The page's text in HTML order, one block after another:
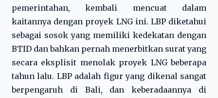
pemerintahan, kembali mencuat dalam
kaitannya dengan proyek LNG ini. LBP diketahui
sebagai sosok yang memiliki kedekatan dengan
BTID dan bahkan pernah menerbitkan surat yang
secara eksplisit menolak proyek LNG beberapa
tahun lalu. LBP adalah figur yang dikenal sangat
berpengaruh di Bali, dan keberadaannya di